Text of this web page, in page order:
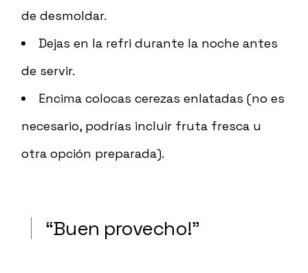
de desmoldar.
Dejas en la refri durante la noche antes
de servir.
Encima colocas cerezas enlatadas (no es
necesario, podrías incluir fruta fresca u
otra opción preparada).
“Buen provecho!”